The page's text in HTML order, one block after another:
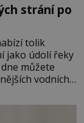
strání po
tolik
jako údolí řeky
můžete
vodních
památek ve